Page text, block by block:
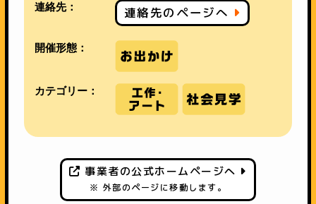
連絡先：
連絡先のページへ
開催形態：
カテゴリー：
事業者の公式ホームページへ
※ 外部のページに移動します。